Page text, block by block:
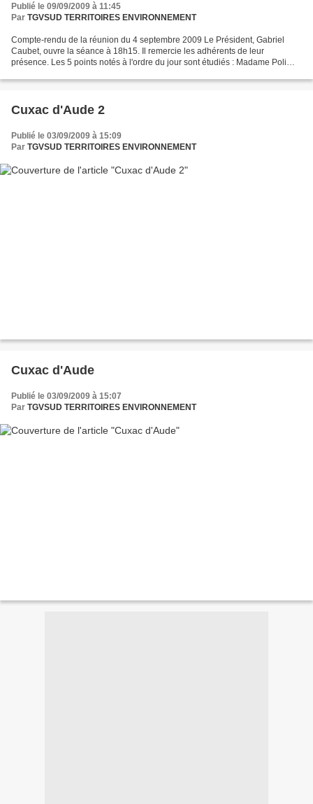
Publié le 09/09/2009 à 11:45
Par TGVSUD TERRITOIRES ENVIRONNEMENT
Compte-rendu de la réunion du 4 septembre 2009 Le Président, Gabriel
Caubet, ouvre la séance à 18h15. Il remercie les adhérents de leur
présence. Les 5 points notés à l'ordre du jour sont étudiés : Madame Poli
Cuxac d'Aude 2
Publié le 03/09/2009 à 15:09
Par TGVSUD TERRITOIRES ENVIRONNEMENT
Cuxac d'Aude
Publié le 03/09/2009 à 15:07
Par TGVSUD TERRITOIRES ENVIRONNEMENT